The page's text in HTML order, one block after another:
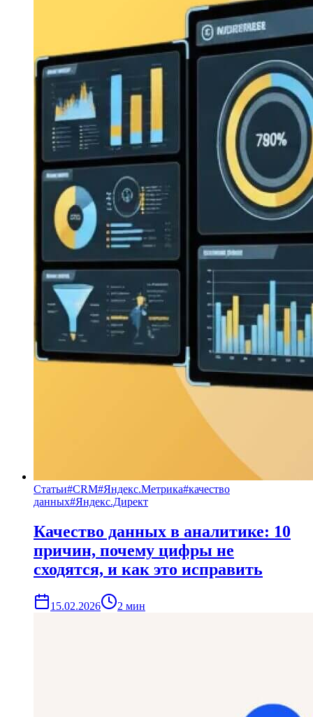
Статьи#CRM#Яндекс.Метрика#качество
данных#Яндекс.Директ
Качество данных в аналитике: 10
причин, почему цифры не
сходятся, и как это исправить
15.02.2026 2 мин